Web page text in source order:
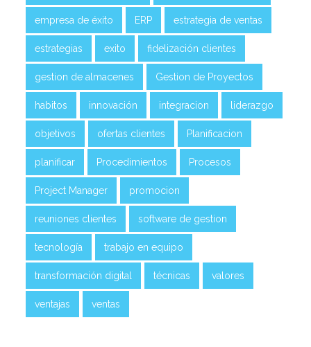
empresa de éxito ERP estrategia de ventas
estrategias exito fidelización clientes
gestion de almacenes Gestion de Proyectos
habitos innovación integracion liderazgo
objetivos ofertas clientes Planificacion
planificar Procedimientos Procesos
Project Manager promocion
reuniones clientes software de gestion
tecnología trabajo en equipo
transformación digital técnicas valores
ventajas ventas